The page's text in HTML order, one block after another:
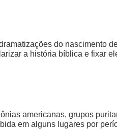
do nascimento
a história bíblica e fixar
americanas, grupos
em alguns lugares por